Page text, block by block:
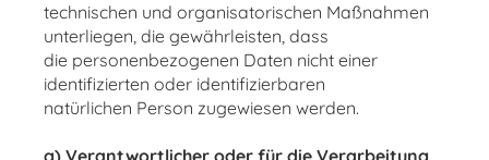
technischen und organisatorischen Maßnahmen
unterliegen, die gewährleisten, dass
die personenbezogenen Daten nicht einer
identifizierten oder identifizierbaren
natürlichen Person zugewiesen werden.
g) Verantwortlicher oder für die Verarbeitung